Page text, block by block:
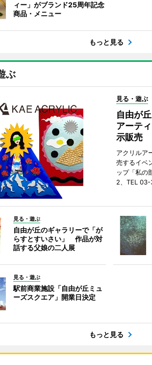
ィー」がブランド25周年記念
商品・メニュー
もっと見る
ぶ
見る・遊ぶ
自由が
アーテ
示販売
アクリルア
売するイベ
ップ「私の
2、TEL 03-
見る・遊ぶ
自由が丘のギャラリーで「が
らすとすいさい」 作品が対
話する父娘の二人展
見る・遊ぶ
駅前商業施設「自由が丘ミュ
ーズスクエア」開業日決定
もっと見る